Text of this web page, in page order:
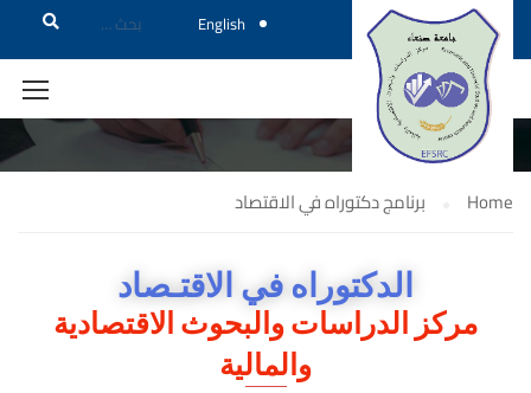
English
برنامج دكتوراه في الاقتصاد
Home برنامج دكتوراه في الاقتصاد
الدكتوراه في الاقتـصاد
مركز الدراسات والبحوث الاقتصادية
والمالية